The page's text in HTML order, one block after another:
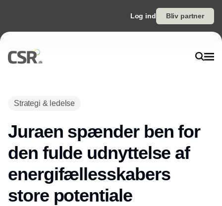
Log ind Bliv partner
Strategi & ledelse
Juraen spænder ben for
den fulde udnyttelse af
energifællesskabers
store potentiale